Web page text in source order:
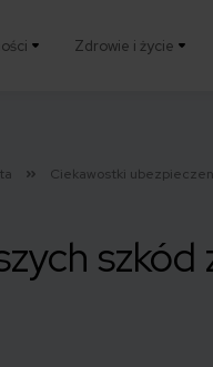
Zdrowie i życie
Ciekawostki
szkód